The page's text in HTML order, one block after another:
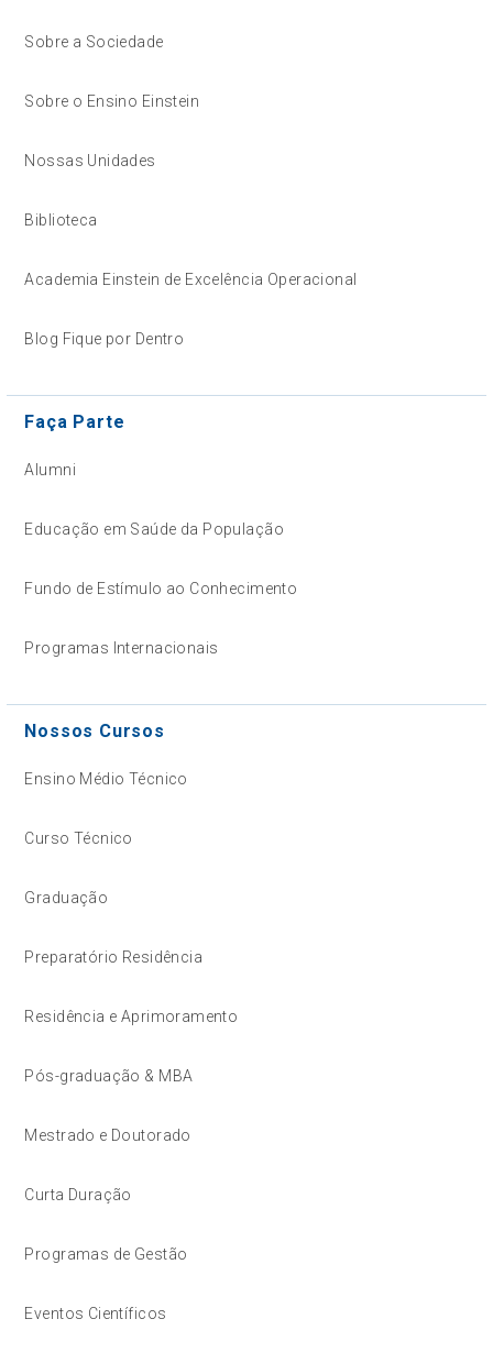
Sobre a Sociedade
Sobre o Ensino Einstein
Nossas Unidades
Biblioteca
Academia Einstein de Excelência Operacional
Blog Fique por Dentro
Faça Parte
Alumni
Educação em Saúde da População
Fundo de Estímulo ao Conhecimento
Programas Internacionais
Nossos Cursos
Ensino Médio Técnico
Curso Técnico
Graduação
Preparatório Residência
Residência e Aprimoramento
Pós-graduação & MBA
Mestrado e Doutorado
Curta Duração
Programas de Gestão
Eventos Científicos